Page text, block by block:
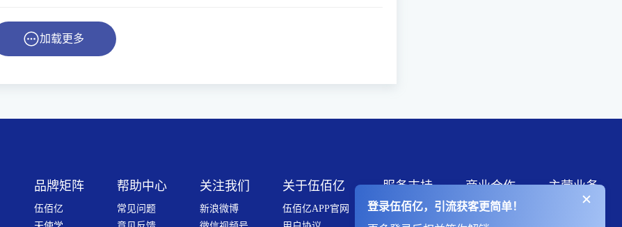
加载更多
品牌矩阵
伍佰亿
帮助中心
常见问题
关注我们
新浪微博
关于伍佰亿
伍佰亿APP官网
服务支持
伍佰亿会员
商业合作
推广服务
主营业务
登录伍佰亿，引流获客更简单！